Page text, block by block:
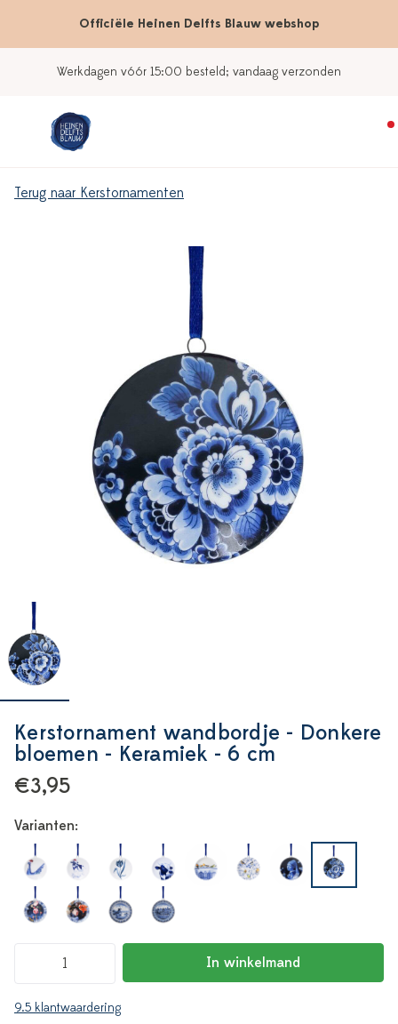
Officiële Heinen Delfts Blauw webshop
Werkdagen vóór 15:00 besteld; vandaag verzonden
Terug naar Kerstornamenten
Kerstornament wandbordje - Donkere
bloemen - Keramiek - 6 cm
€3,95
Varianten:
In winkelmand
9.5 klantwaardering